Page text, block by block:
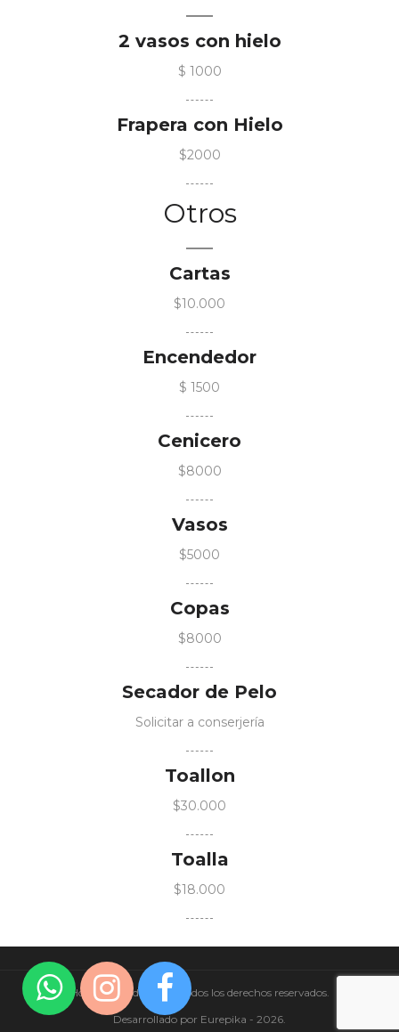
2 vasos con hielo
$ 1000
Frapera con Hielo
$2000
Otros
Cartas
$10.000
Encendedor
$ 1500
Cenicero
$8000
Vasos
$5000
Copas
$8000
Secador de Pelo
Solicitar a conserjería
Toallon
$30.000
Toalla
$18.000
Hotel Bahía del Sol © Todos los derechos reservados.
Desarrollado por Eurepika - 2026.